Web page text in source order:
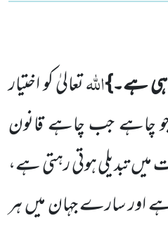
ہے۔}اللہتعالیٰ کو اختیار
چاہے جب چاہے قانون
تبدیلی ہوتی رہتی ہے،
اور سارے جہان میں ہر